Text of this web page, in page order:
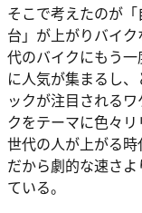
そこで考えたのが
台」が上がりバイ
代のバイクにもう
に人気が集まるし
ックが注目される
クをテーマに色々
世代の人が上がる
だから劇的な速さ
ている。